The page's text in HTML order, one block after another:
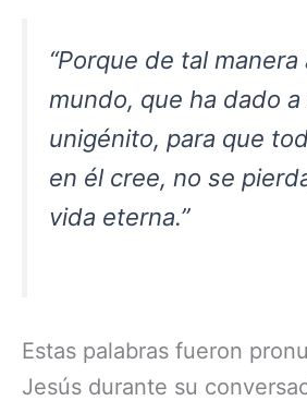
“Porque de tal manera
mundo, que ha dado a
unigénito, para que
en él cree, no se
vida eterna.”
Estas palabras fueron
Jesús durante su